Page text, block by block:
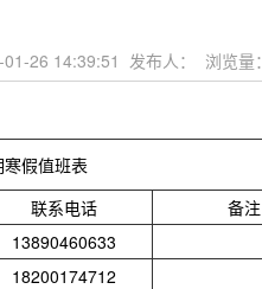
01-26 14:39:51 发布人： 浏览量：
假值班表
联系电话
备注
13890460633
18200174712